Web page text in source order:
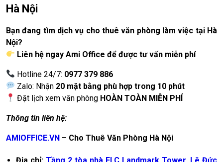
Hà Nội
Bạn đang tìm dịch vụ cho thuê văn phòng làm việc tại Hà
Nội?
Liên hệ ngay Ami Office để được tư vấn miễn phí
Hotline 24/7: 0977 379 886
Zalo: Nhận 20 mặt bằng phù hợp trong 10 phút
Đặt lịch xem văn phòng HOÀN TOÀN MIỄN PHÍ
Thông tin liên hệ:
AMIOFFICE.VN – Cho Thuê Văn Phòng Hà Nội
Địa chỉ: Tầng 2 tòa nhà FLC Landmark Tower, Lê Đức